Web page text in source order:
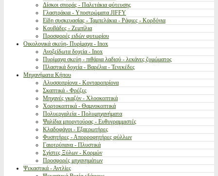
Δίσκοι σποράς - Παλετάκια φύτευσης
Γλαστράκια - Υποστρώματα JIFFY
Είδη συσκευασίας - Ταμπελάκια - Ράφιες - Κορδόνια
Κουβάδες - Ζεμπίλια
Προσφορές ειδών φυτωρίου
Οικολογικά σκεύη- Πυρίμαχα - Inox
Ανοξείδωτα δοχεία - Inox
Πυρίμαχα σκεύη - πιθάρια λαδιού - λεκάνες ζυμώματος
Πλαστικά δοχεία - Βαρέλια - Τενεκέδες
Μηχανήματα Κήπου
Αλυσσοπρίονα - Κονταροπρίονα
Σκαπτικά - Φρέζες
Μηχανές γκαζόν - Χλοοκοπτικά
Χορτοκοπτικά - Θαμνοκοπτικά
Πολυεργαλεία - Πολυμηχανήματα
Ψαλίδια μπορντούρας - Ευθυγραμμιστές
Κλαδοφάγοι - Εξαερωτήρες
Φυσητήρες - Απορροφητήρες φύλλων
Γαιοτρύπανα - Πλυστικά
Σχίστες Ξύλων - Κορμών
Προσφορές μηχανημάτων
Ψεκαστικά - Αντλίες